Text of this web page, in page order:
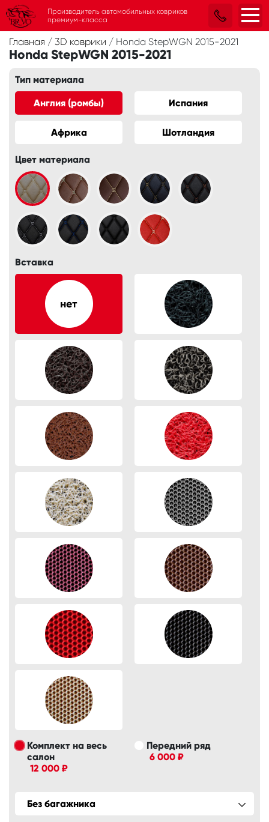
Главная / 3D коврики / Honda StepWGN 2015-2021
Honda StepWGN 2015-2021
Тип материала
Англия (ромбы) Испания
Африка Шотландия
Цвет материала
Вставка
Комплект на весь
салон
12 000 ₽
Передний ряд
6 000 ₽
Без багажника
Производитель автомобильных ковриков
премиум-класса